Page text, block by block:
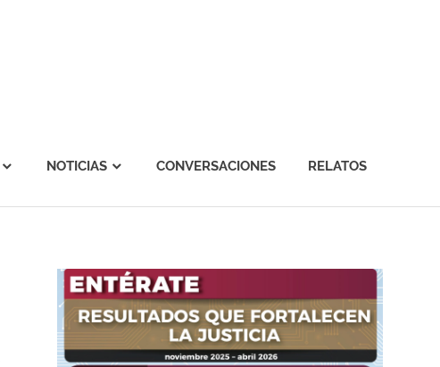
NOTICIAS CONVERSACIONES RELATOS